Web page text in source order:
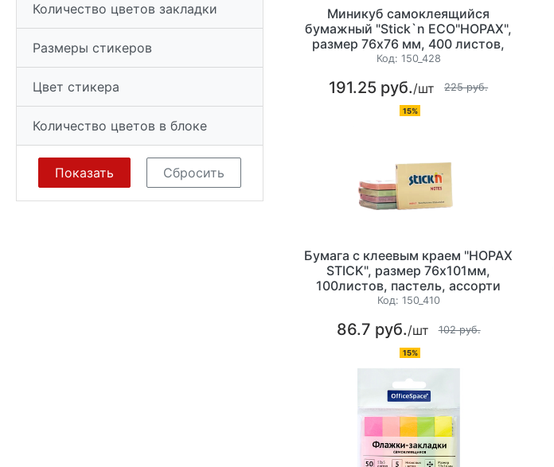
Количество цветов закладки
Размеры стикеров
Цвет стикера
Количество цветов в блоке
Миникуб самоклеящийся
бумажный "Stick`n ECO"HOPAX",
размер 76х76 мм, 400 листов,
пастель, плотность 60 гр/м2,
Код: 150_428
191.25 руб./шт 225 руб.
15%
Бумага с клеевым краем "HOPAX
STICK", размер 76х101мм,
100листов, пастель, ассорти
Код: 150_410
86.7 руб./шт 102 руб.
15%